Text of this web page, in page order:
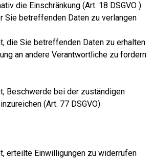
die Einschränkung (Art. 18 DSGVO )
Sie betreffenden Daten zu verlangen
die Sie betreffenden Daten zu erhalten
an andere Verantwortliche zu fordern
Beschwerde bei der zuständigen
(Art. 77 DSGVO)
erteilte Einwilligungen zu widerrufen